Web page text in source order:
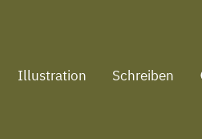
Illustration Schreiben